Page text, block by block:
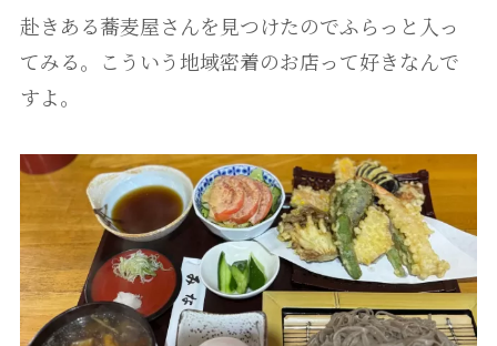
赴きある蕎麦屋さんを見つけたのでふらっと入っ
てみる。こういう地域密着のお店って好きなんで
すよ。